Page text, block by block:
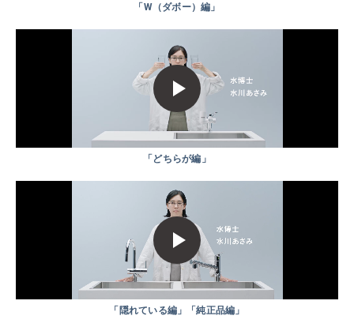
「W（ダボー）編」
「どちらが編」
「隠れている編」「純正品編」